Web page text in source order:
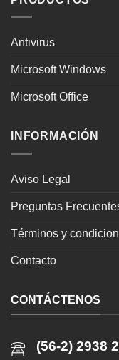
Antivirus
Microsoft Windows
Microsoft Office
INFORMACIÓN
Aviso Legal
Preguntas
Términos y
Contacto
CONTÁCTENOS
(56-2) 2938